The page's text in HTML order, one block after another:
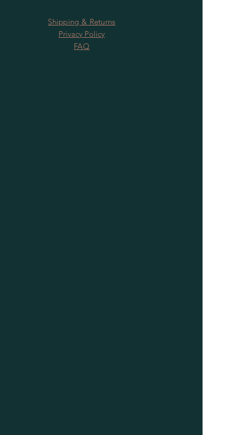
Shipping & Returns
Privacy Policy
FAQ